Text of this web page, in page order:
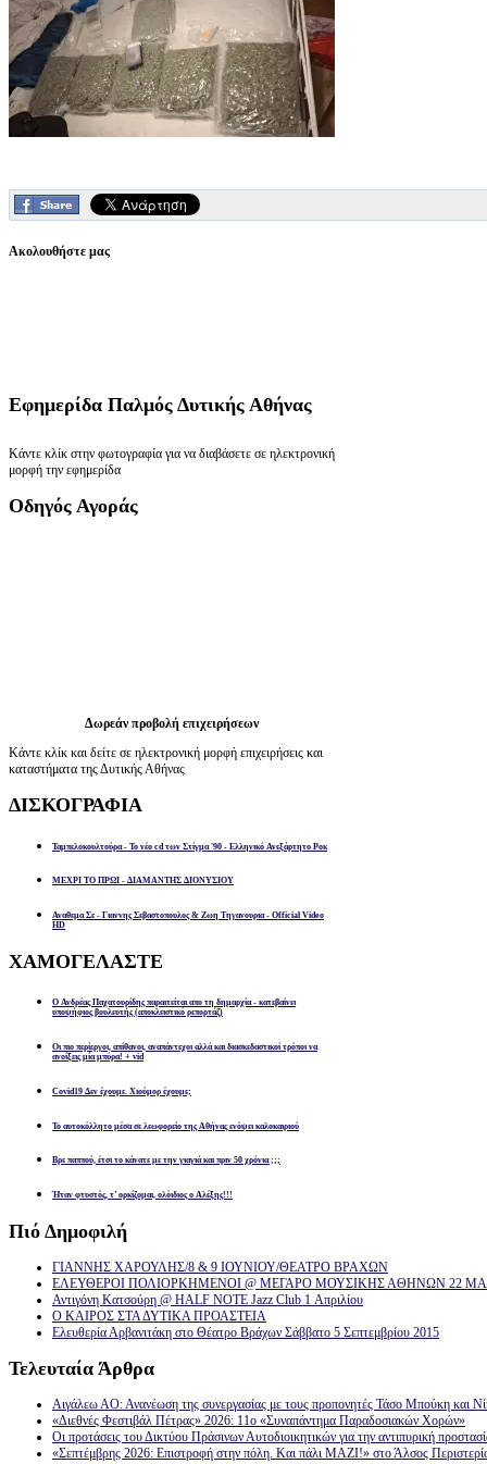
Ακολουθήστε μας
Εφημερίδα Παλμός Δυτικής Αθήνας
Κάντε κλίκ στην φωτογραφία για να διαβάσετε σε ηλεκτρονική
μορφή την εφημερίδα
Οδηγός Αγοράς
Δωρεάν προβολή επιχειρήσεων
Κάντε κλίκ και δείτε σε ηλεκτρονική μορφή επιχειρήσεις και
καταστήματα της Δυτικής Αθήνας
ΔΙΣΚΟΓΡΑΦΙΑ
Ταμπελοκουλτούρα - Το νέο cd των Στίγμα '90 - Ελληνικό Ανεξάρτητο Ροκ
ΜΕΧΡΙ ΤΟ ΠΡΩΙ - ΔΙΑΜΑΝΤΗΣ ΔΙΟΝΥΣΙΟΥ
Αναθεμα Σε - Γιαννης Σεβαστοπουλος & Ζωη Τηγανουρια - Official Video
HD
ΧΑΜΟΓΕΛΑΣΤΕ
Ο Ανδρέας Παχατουρίδης παραιτείται απο τη δημαρχία - κατεβαίνει
υποψήφιος βουλευτής (αποκλειστικό ρεπορτάζ)
Οι πιο περίεργοι, απίθανοι, αναπάντεχοι αλλά και διασκεδαστικοί τρόποι να
ανοίξεις μία μπύρα! + vid
Covid19 Δεν έχουμε. Χιούμορ έχουμε;
Το αυτοκόλλητο μέσα σε λεωφορείο της Αθήνας ενόψει καλοκαιριού
Βρε παππού, έτσι το κάνατε με την γιαγιά και πριν 50 χρόνια ;;;
Ήταν φτυστός, τ’ ορκίζομαι, ολόιδιος ο Αλέξης!!!
Πιό Δημοφιλή
ΓΙΑΝΝΗΣ ΧΑΡΟΥΛΗΣ/8 & 9 ΙΟΥΝΙΟΥ/ΘΕΑΤΡΟ ΒΡΑΧΩΝ
ΕΛΕΥΘΕΡΟΙ ΠΟΛΙΟΡΚΗΜΕΝΟΙ @ ΜΕΓΑΡΟ ΜΟΥΣΙΚΗΣ ΑΘΗΝΩΝ 22
Αντιγόνη Κατσούρη @ HALF NOTE Jazz Club 1 Απριλίου
Ο ΚΑΙΡΟΣ ΣΤΑ ΔΥΤΙΚΑ ΠΡΟΑΣΤΕΙΑ
Ελευθερία Αρβανιτάκη στο Θέατρο Βράχων Σάββατο 5 Σεπτεμβρίου 2015
Τελευταία Άρθρα
Αιγάλεω ΑΟ: Ανανέωση της συνεργασίας με τους προπονητές Τάσο Μπούκη και
«Διεθνές Φεστιβάλ Πέτρας» 2026: 11ο «Συναπάντημα Παραδοσιακών Χορών»
Οι προτάσεις του Δικτύου Πράσινων Αυτοδιοικητικών για την αντιπυρική
«Σεπτέμβρης 2026: Επιστροφή στην πόλη. Και πάλι ΜΑΖΙ!» στο Άλσος